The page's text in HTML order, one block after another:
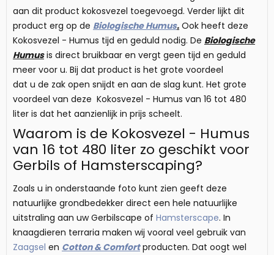
aan dit product kokosvezel toegevoegd. Verder lijkt dit
product erg op de Biologische Humus. Ook heeft deze
Kokosvezel - Humus tijd en geduld nodig. De Biologische
Humusis direct bruikbaar en vergt geen tijd en geduld
meer voor u. Bij dat product is het grote voordeel
dat u de zak open snijdt en aan de slag kunt. Het grote
voordeel van deze Kokosvezel - Humus van 16 tot 480
liter is dat het aanzienlijk in prijs scheelt.
Waarom is de Kokosvezel - Humus
van 16 tot 480 liter zo geschikt voor
Gerbils of Hamsterscaping?
Zoals u in onderstaande foto kunt zien geeft deze
natuurlijke grondbedekker direct een hele natuurlijke
uitstraling aan uw Gerbilscape of Hamsterscape. In
knaagdieren terraria maken wij vooral veel gebruik van
Zaagsel en Cotton & Comfortproducten. Dat oogt wel